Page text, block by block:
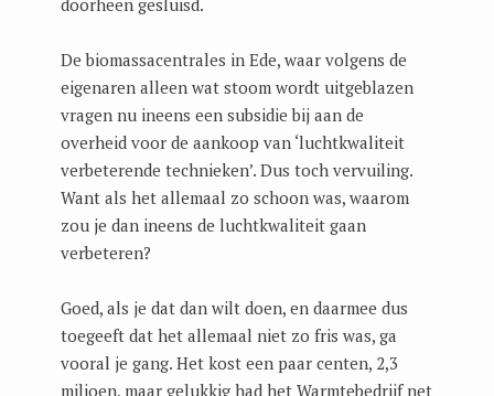
doorheen gesluisd.
De biomassacentrales in Ede, waar volgens de
eigenaren alleen wat stoom wordt uitgeblazen
vragen nu ineens een subsidie bij aan de
overheid voor de aankoop van ‘luchtkwaliteit
verbeterende technieken’. Dus toch vervuiling.
Want als het allemaal zo schoon was, waarom
zou je dan ineens de luchtkwaliteit gaan
verbeteren?
Goed, als je dat dan wilt doen, en daarmee dus
toegeeft dat het allemaal niet zo fris was, ga
vooral je gang. Het kost een paar centen, 2,3
miljoen, maar gelukkig had het Warmtebedrijf net